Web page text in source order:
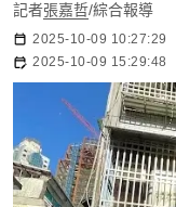
記者張嘉哲/綜合報導
2025-10-09 10:27:29
2025-10-09 15:29:48